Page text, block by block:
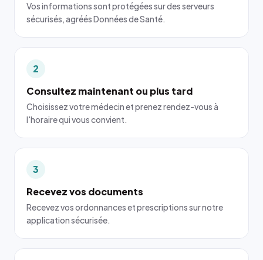
Vos informations sont protégées sur des serveurs
sécurisés, agréés Données de Santé.
2
Consultez maintenant ou plus tard
Choisissez votre médecin et prenez rendez-vous à
l'horaire qui vous convient.
3
Recevez vos documents
Recevez vos ordonnances et prescriptions sur notre
application sécurisée.